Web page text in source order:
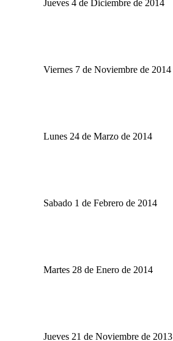
Jueves 4 de Diciembre de 2014
Viernes 7 de Noviembre de 2014
Lunes 24 de Marzo de 2014
Sabado 1 de Febrero de 2014
Martes 28 de Enero de 2014
Jueves 21 de Noviembre de 2013